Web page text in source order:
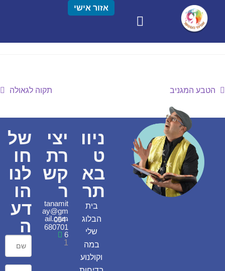
אזור אישי
הטבע המגניב תקוה לגאולה
ניוו
ט
בא
תר
בית
הבלוג
שלי
במה
וקולנוע
יצי
רת
קש
ר
tanamit
ay@gm
ail.com
054-
680701
6
1
של
חו
לנו
הו
דע
ה